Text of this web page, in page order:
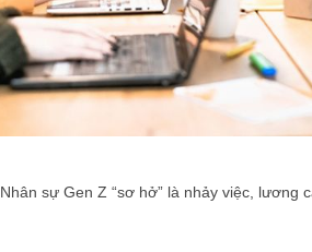
Nhân sự Gen Z “sơ hở” là nhảy việc, lương